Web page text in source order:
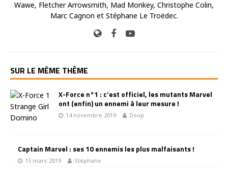
Wawe, Fletcher Arrowsmith, Mad Monkey, Christophe Colin,
Marc Cagnon et Stéphane Le Troëdec.
SUR LE MÊME THÈME
X-Force n°1 : c’est officiel, les mutants Marvel
ont (enfin) un ennemi à leur mesure !
14 novembre 2019 Doop
Captain Marvel : ses 10 ennemis les plus malfaisants !
15 mars 2019 Stéphane